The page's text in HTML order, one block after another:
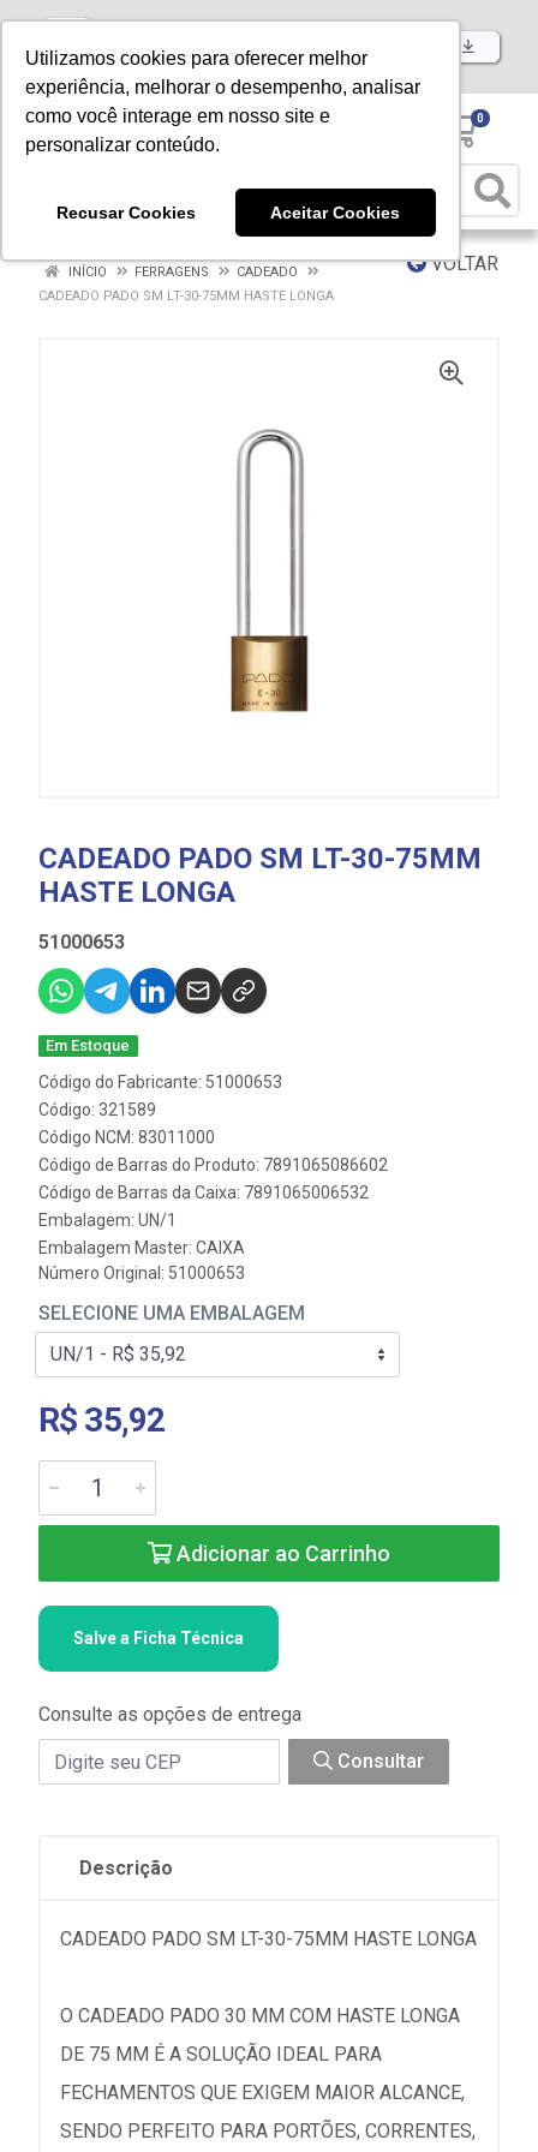
Utilizamos cookies para oferecer melhor
experiência, melhorar o desempenho, analisar
como você interage em nosso site e
personalizar conteúdo.
Recusar Cookies Aceitar Cookies
Baixe já nosso APP
0
VOLTAR
INÍCIO FERRAGENS
CADEADO
CADEADO PADO SM LT-30-75MM HASTE LONGA
CADEADO PADO SM LT-30-75MM
HASTE LONGA
51000653
Em Estoque
Código do Fabricante: 51000653
Código: 321589
Código NCM: 83011000
Código de Barras do Produto: 7891065086602
Código de Barras da Caixa: 7891065006532
Embalagem: UN/1
Embalagem Master: CAIXA
Número Original: 51000653
SELECIONE UMA EMBALAGEM
R$ 35,92
Adicionar ao Carrinho
Salve a Ficha Técnica
Consulte as opções de entrega
Consultar
Descrição
CADEADO PADO SM LT-30-75MM HASTE LONGA
O CADEADO PADO 30 MM COM HASTE LONGA
DE 75 MM É A SOLUÇÃO IDEAL PARA
FECHAMENTOS QUE EXIGEM MAIOR ALCANCE,
SENDO PERFEITO PARA PORTÕES, CORRENTES,